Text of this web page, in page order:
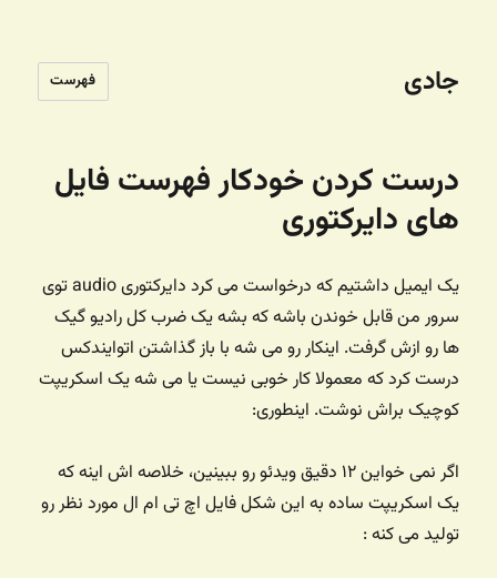
جادی فهرست
درست کردن خودکار فهرست فایل
های دایرکتوری
یک ایمیل داشتیم که درخواست می کرد دایرکتوری audio توی
سرور من قابل خوندن باشه که بشه یک ضرب کل رادیو گیک
ها رو ازش گرفت. اینکار رو می شه با باز گذاشتن اتوایندکس
درست کرد که معمولا کار خوبی نیست یا می شه یک اسکریپت
کوچیک براش نوشت. اینطوری:
اگر نمی خواین ۱۲ دقیق ویدئو رو ببینین، خلاصه اش اینه که
یک اسکریپت ساده به این شکل فایل اچ تی ام ال مورد نظر رو
تولید می کنه :